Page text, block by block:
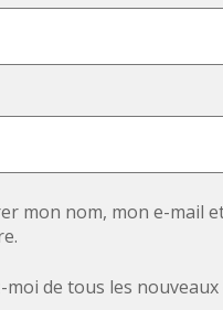
mon nom, mon e-mail
moi de tous les